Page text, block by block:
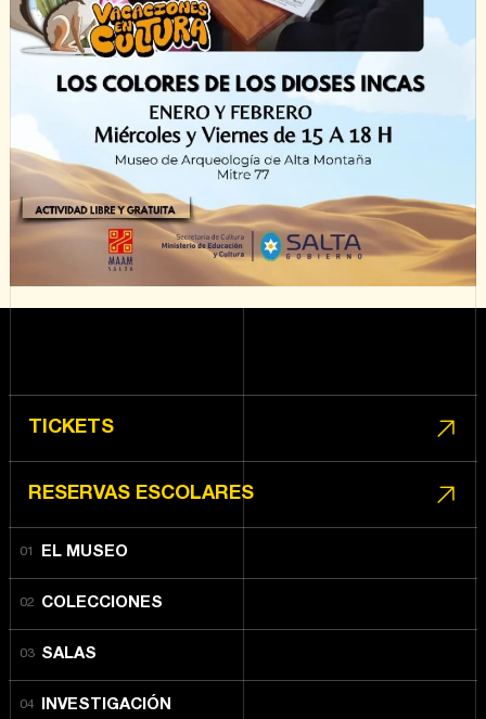
TICKETS
RESERVAS ESCOLARES
EL MUSEO
COLECCIONES
SALAS
INVESTIGACIÓN